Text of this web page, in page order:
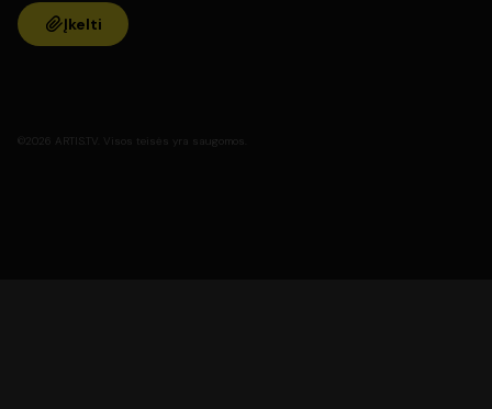
Įkelti
©2026 ARTIS.TV. Visos teisės yra saugomos.